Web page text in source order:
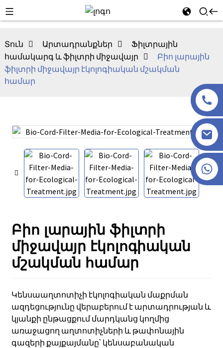
+86 13915386051
Տուն Արտադրանքներ
Ֆիլտրային
համակարգ և ֆիլտրի միջավայր
Բիո լարային
ֆիլտրի միջավայր էկոլոգիական մշակման
համար
Բիո լարային ֆիլտրի
միջավայր էկոլոգիական
մշակման համար
Կենսաաղտոտիչի էկոլոգիական մաքրման
ազդեցությունը վերաբերում է արտադրության և
կյանքի ընթացքում մարդկանց կողմից
առաջացող աղտոտիչների և թափոնային
գազերի քայքայմանը՝ կենսաբանական